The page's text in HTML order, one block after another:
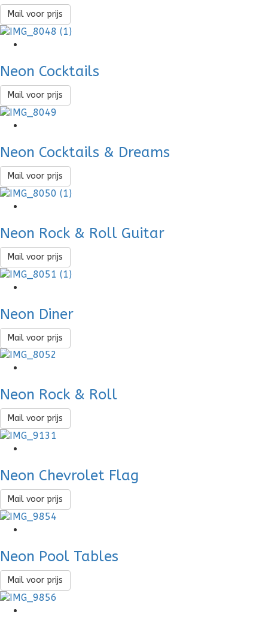
Mail voor prijs
Neon Cocktails
Mail voor prijs
Neon Cocktails & Dreams
Mail voor prijs
Neon Rock & Roll Guitar
Mail voor prijs
Neon Diner
Mail voor prijs
Neon Rock & Roll
Mail voor prijs
Neon Chevrolet Flag
Mail voor prijs
Neon Pool Tables
Mail voor prijs